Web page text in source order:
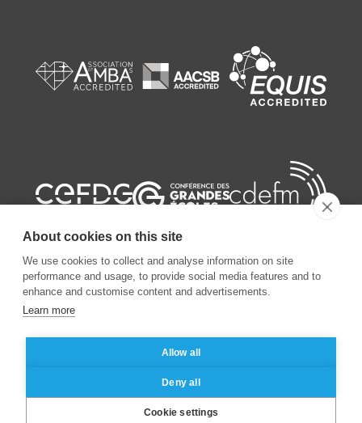
©2026ESSEC Business School
Protection des données personnelles
About cookies on this site
We use cookies to collect and analyse information on site
performance and usage, to provide social media features and to
enhance and customise content and advertisements.
Learn more
Allow all
Deny all
Cookie settings